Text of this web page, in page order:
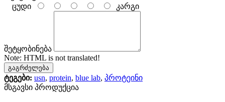
ცუდი
კარგი
შეტყობინება
Note: HTML is not translated!
გაგრძელება
ტეგები: usn, protein, blue lab, პროტეინი
მსგავსი პროდუქცია